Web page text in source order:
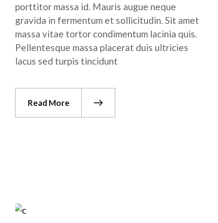
porttitor massa id. Mauris augue neque
gravida in fermentum et sollicitudin. Sit amet
massa vitae tortor condimentum lacinia quis.
Pellentesque massa placerat duis ultricies
lacus sed turpis tincidunt
Read More